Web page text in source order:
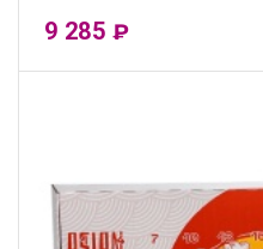
9 285 ₽